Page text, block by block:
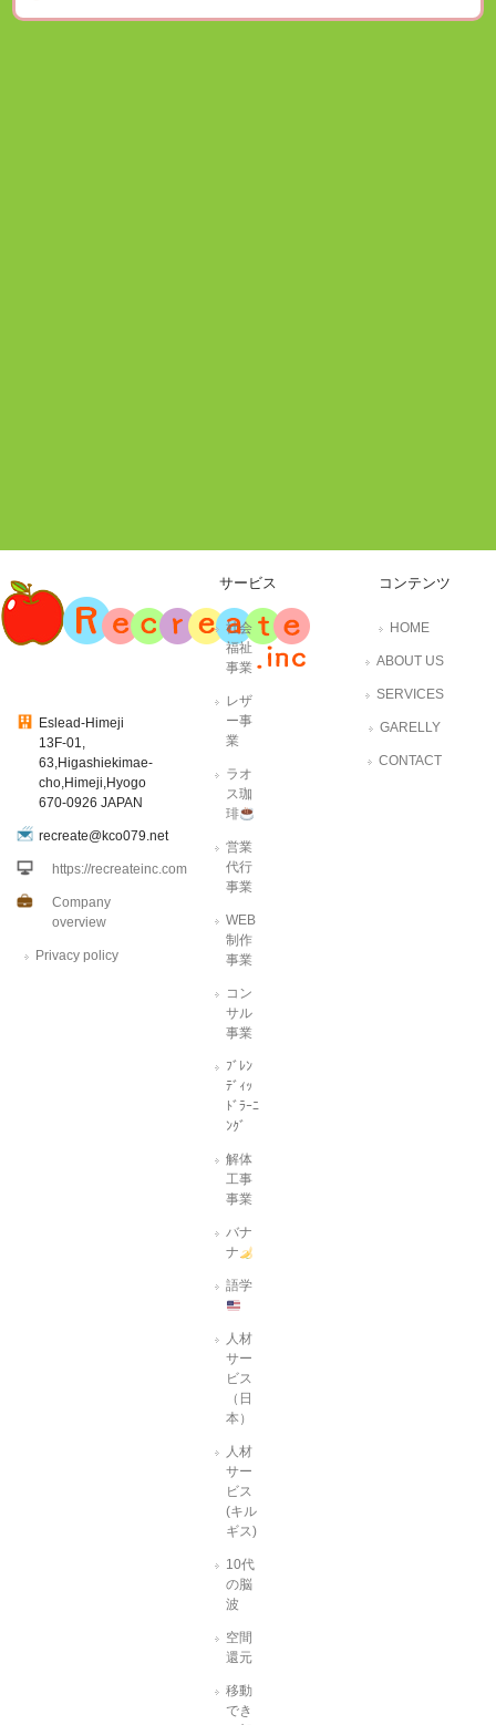
Eslead-Himeji
13F-01,
63,Higashiekimae-
cho,Himeji,Hyogo
670-0926 JAPAN
recreate@kco079.net
https://recreateinc.com
Company
overview
Privacy policy
サービス
社会
福祉
事業
レザ
ー事
業
ラオ
ス珈
琲
営業
代行
事業
WEB
制作
事業
コン
サル
事業
ﾌﾞﾚﾝ
ﾃﾞｨｯ
ﾄﾞﾗｰﾆ
ﾝｸﾞ
解体
工事
事業
バナ
ナ
語学
人材
サー
ビス
（日
本）
人材
サー
ビス
(キル
ギス)
10代
の脳
波
空間
還元
移動
でき
コンテンツ
HOME
ABOUT US
SERVICES
GARELLY
CONTACT